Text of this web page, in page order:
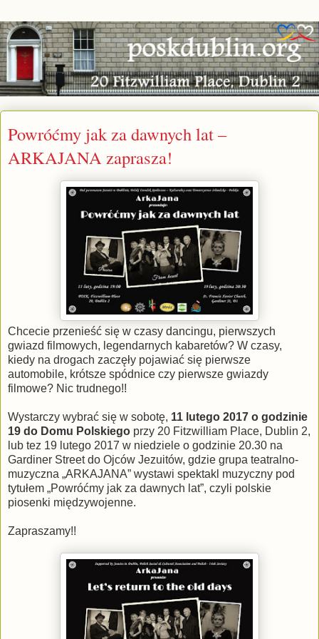
Powróćmy jak za dawnych lat –
ARKAJANA zaprasza!
Chcecie przenieść się w czasy dancingu, pierwszych
gwiazd filmowych, legendarnych kabaretów? W czasy,
kiedy na drogach zaczęły pojawiać się pierwsze
automobile, krótsze spódnice czy pierwsze gwiazdy
filmowe? Nic trudnego!!
Wystarczy wybrać się w sobotę, 11 lutego 2017 o godzinie
19 do Domu Polskiego przy 20 Fitzwilliam Place, Dublin 2,
lub tez 19 lutego 2017 w niedziele o godzinie 20.30 na
Gardiner Street do Ojców Jezuitów, gdzie grupa teatralno-
muzyczna „ARKAJANA” wystawi spektakl muzyczny pod
tytułem „Powróćmy jak za dawnych lat”, czyli polskie
piosenki międzywojenne.
Zapraszamy!!